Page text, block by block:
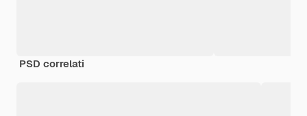
PSD correlati